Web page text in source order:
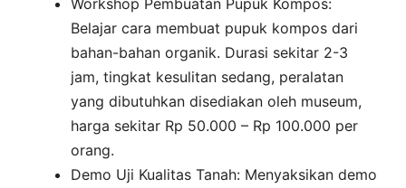
Belajar cara membuat pupuk kompos dari
bahan-bahan organik. Durasi sekitar 2-3
jam, tingkat kesulitan sedang, peralatan
yang dibutuhkan disediakan oleh museum,
harga sekitar Rp 50.000 – Rp 100.000 per
orang.
Demo Uji Kualitas Tanah: Menyaksikan demo